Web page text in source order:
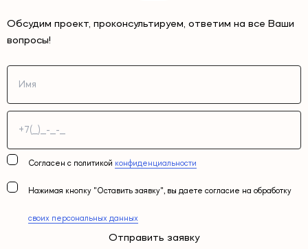
Обсудим проект, проконсультируем, ответим на все Ваши
вопросы!
Согласен с политикой конфиденциальности
Нажимая кнопку "Оставить заявку", вы даете согласие на обработку
своих персональных данных
Отправить заявку